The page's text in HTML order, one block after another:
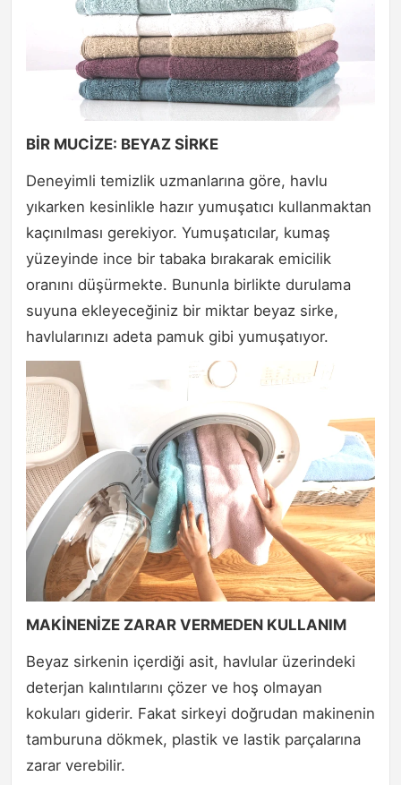
BİR MUCİZE: BEYAZ SİRKE
Deneyimli temizlik uzmanlarına göre, havlu
yıkarken kesinlikle hazır yumuşatıcı kullanmaktan
kaçınılması gerekiyor. Yumuşatıcılar, kumaş
yüzeyinde ince bir tabaka bırakarak emicilik
oranını düşürmekte. Bununla birlikte durulama
suyuna ekleyeceğiniz bir miktar beyaz sirke,
havlularınızı adeta pamuk gibi yumuşatıyor.
MAKİNENİZE ZARAR VERMEDEN KULLANIM
Beyaz sirkenin içerdiği asit, havlular üzerindeki
deterjan kalıntılarını çözer ve hoş olmayan
kokuları giderir. Fakat sirkeyi doğrudan makinenin
tamburuna dökmek, plastik ve lastik parçalarına
zarar verebilir.